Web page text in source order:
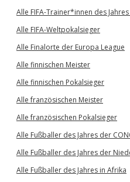
Alle FIFA-Trainer*innen des
Alle FIFA-Weltpokalsieger
Alle Finalorte der Europa League
Alle finnischen Meister
Alle finnischen Pokalsieger
Alle französischen Meister
Alle französischen Pokalsieger
Alle Fußballer des Jahres der
Alle Fußballer des Jahres der
Alle Fußballer des Jahres in Afrika